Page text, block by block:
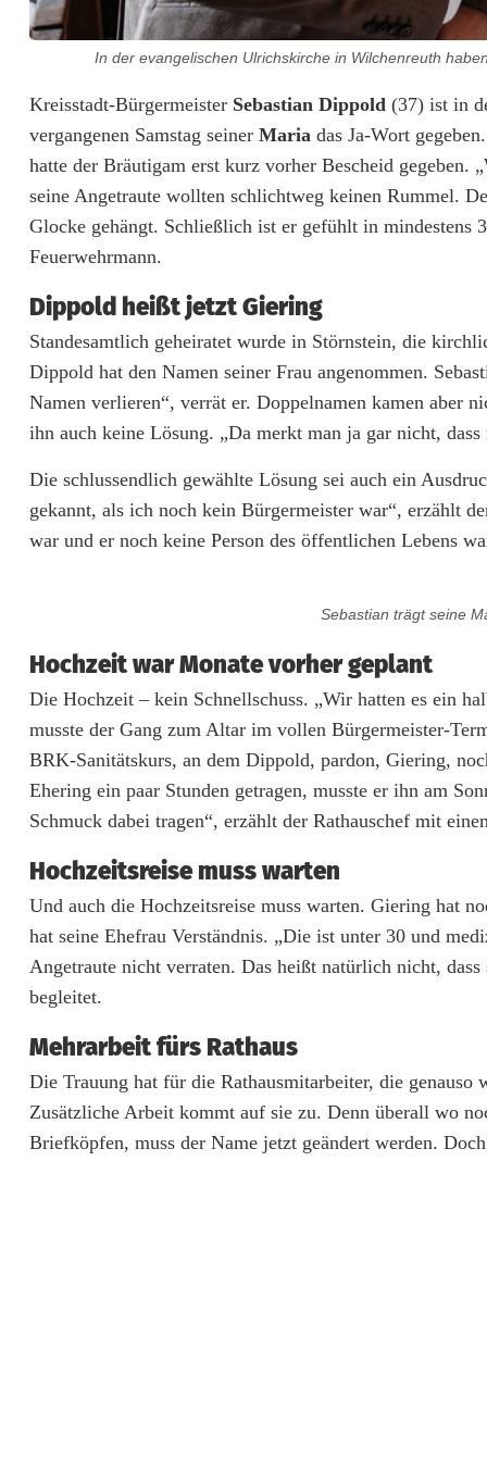
s
c
h
e
t
r
a
u
t
:
A
u
e
a
s
i
a
n
D
i
p
p
In der evangelischen Ulrichskirche in Wilchenreuth
Kreisstadt-Bürgermeister Sebastian Dippold (37) ist in
vergangenen Samstag seiner Maria das Ja-Wort
hatte der Bräutigam erst kurz vorher Bescheid gegeben.
seine Angetraute wollten schlichtweg keinen Rummel.
Glocke gehängt. Schließlich ist er gefühlt in
Feuerwehrmann.
Dippold heißt jetzt Giering
Standesamtlich geheiratet wurde in Störnstein, die
Dippold hat den Namen seiner Frau angenommen.
Namen verlieren“, verrät er. Doppelnamen kamen aber
ihn auch keine Lösung. „Da merkt man ja gar nicht,
Die schlussendlich gewählte Lösung sei auch ein
gekannt, als ich noch kein Bürgermeister war“, erzählt
war und er noch keine Person des öffentlichen Lebens
Sebastian trägt seine
Hochzeit war Monate vorher geplant
Die Hochzeit – kein Schnellschuss. „Wir hatten es ein
musste der Gang zum Altar im vollen Bürgermeister-
BRK-Sanitätskurs, an dem Dippold, pardon, Giering,
Ehering ein paar Stunden getragen, musste er ihn am
Schmuck dabei tragen“, erzählt der Rathauschef mit
Hochzeitsreise muss warten
Und auch die Hochzeitsreise muss warten. Giering hat
hat seine Ehefrau Verständnis. „Die ist unter 30 und
Angetraute nicht verraten. Das heißt natürlich nicht,
begleitet.
Mehrarbeit fürs Rathaus
Die Trauung hat für die Rathausmitarbeiter, die genauso
Zusätzliche Arbeit kommt auf sie zu. Denn überall wo
Briefköpfen, muss der Name jetzt geändert werden.